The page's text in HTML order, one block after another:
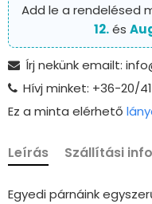
Add le a rendelésed
12.és
Írj nekünk emailt:
Hívj minket: +36-20/
Ez a minta elérhető
Leírás Szállítási info
Egyedi párnáink